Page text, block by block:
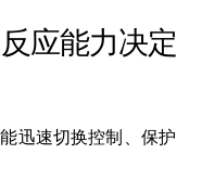
应能力决定
迅速切换控制、保护